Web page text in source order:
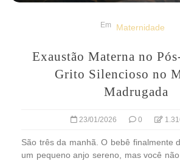
Em Maternidade
Exaustão Materna no
Grito Silencioso no
Madrugada
23/01/2026 0
São três da manhã. O bebê finalmente
um pequeno anjo sereno, mas você